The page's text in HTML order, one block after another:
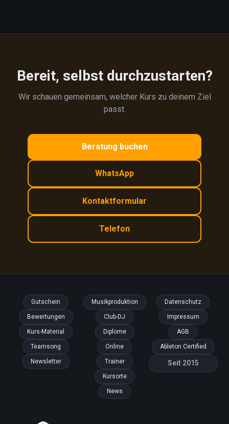
Bereit, selbst durchzustarten?
Wir schauen gemeinsam, welcher Kurs zu deinem Ziel
passt.
Beratung buchen
WhatsApp
Kontaktformular
Telefon
Gutschein
Bewertungen
Kurs-Material
Teamsong
Newsletter
Musikproduktion
Club-DJ
Diplome
Online
Trainer
Kursorte
News
Datenschutz
Impressum
AGB
Ableton Certified
Seit 2015